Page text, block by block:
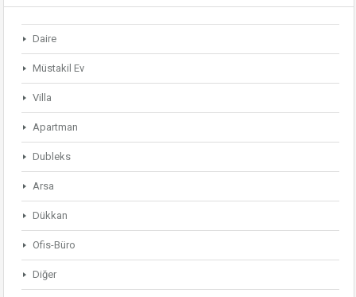
Daire
Müstakil Ev
Villa
Apartman
Dubleks
Arsa
Dükkan
Ofis-Büro
Diğer